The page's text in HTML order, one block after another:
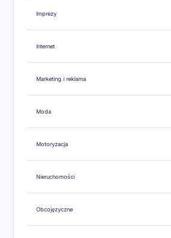
Imprezy
Internet
Marketing i reklama
Moda
Motoryzacja
Nieruchomości
Obcojęzyczne